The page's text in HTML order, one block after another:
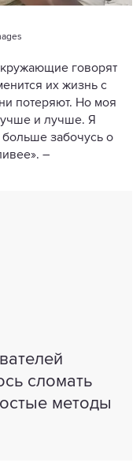
говорят
их жизнь с
потеряют. Но моя
и лучше. Я
забочусь о
–
сломать
методы